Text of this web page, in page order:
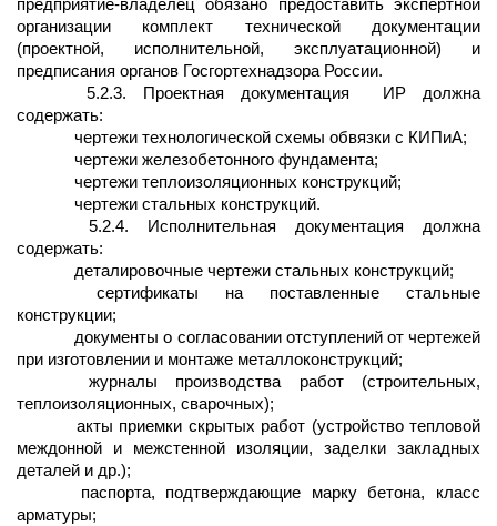
предприятие-владелец обязано предоставить экспертной
организации комплект технической документации
(проектной, исполнительной, эксплуатационной) и
предписания органов Госгортехнадзора России.
5.2.3. Проектная документация
ИР должна
содержать:
чертежи технологической схемы обвязки с КИПиА;
чертежи железобетонного фундамента;
чертежи теплоизоляционных конструкций;
чертежи стальных конструкций.
5.2.4. Исполнительная документация должна
содержать:
деталировочные чертежи стальных конструкций;
сертификаты на поставленные стальные
конструкции;
документы о согласовании отступлений от чертежей
при изготовлении и монтаже металлоконструкций;
журналы производства работ (строительных,
теплоизоляционных, сварочных);
акты приемки скрытых работ (устройство тепловой
междонной и межстенной изоляции, заделки закладных
деталей и др.);
паспорта, подтверждающие марку бетона, класс
арматуры;